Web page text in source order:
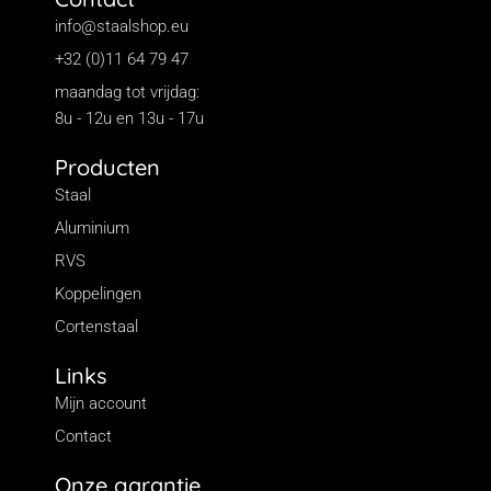
info@staalshop.eu
+32 (0)11 64 79 47
maandag tot vrijdag:
8u - 12u en 13u - 17u
Producten
Staal
Aluminium
RVS
Koppelingen
Cortenstaal
Links
Mijn account
Contact
Onze garantie